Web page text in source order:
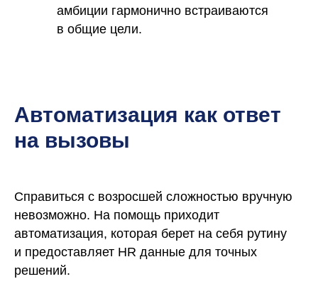
амбиции гармонично встраиваются
в общие цели.
Автоматизация как ответ
на вызовы
Справиться с возросшей сложностью вручную
невозможно. На помощь приходит
автоматизация, которая берет на себя рутину
и предоставляет HR данные для точных
решений.Другие статьи
Изучить тему глубже